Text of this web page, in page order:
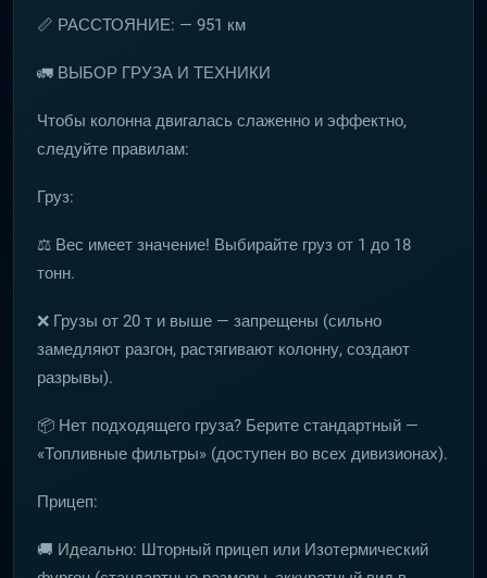
📏 РАССТОЯНИЕ: — 951 км
🚛 ВЫБОР ГРУЗА И ТЕХНИКИ
Чтобы колонна двигалась слаженно и эффектно,
следуйте правилам:
Груз:
⚖️ Вес имеет значение! Выбирайте груз от 1 до 18
тонн.
❌ Грузы от 20 т и выше — запрещены (сильно
замедляют разгон, растягивают колонну, создают
разрывы).
📦 Нет подходящего груза? Берите стандартный —
«Топливные фильтры» (доступен во всех дивизионах).
Прицеп:
🚚 Идеально: Шторный прицеп или Изотермический